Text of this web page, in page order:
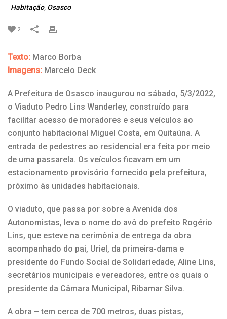
Habitação, Osasco
2
Texto: Marco Borba
Imagens: Marcelo Deck
A Prefeitura de Osasco inaugurou no sábado, 5/3/2022,
o Viaduto Pedro Lins Wanderley, construído para
facilitar acesso de moradores e seus veículos ao
conjunto habitacional Miguel Costa, em Quitaúna. A
entrada de pedestres ao residencial era feita por meio
de uma passarela. Os veículos ficavam em um
estacionamento provisório fornecido pela prefeitura,
próximo às unidades habitacionais.
O viaduto, que passa por sobre a Avenida dos
Autonomistas, leva o nome do avô do prefeito Rogério
Lins, que esteve na cerimônia de entrega da obra
acompanhado do pai, Uriel, da primeira-dama e
presidente do Fundo Social de Solidariedade, Aline Lins,
secretários municipais e vereadores, entre os quais o
presidente da Câmara Municipal, Ribamar Silva.
A obra – tem cerca de 700 metros, duas pistas,